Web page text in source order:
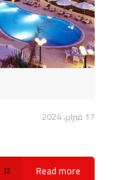
17 فبراير، 2024
Read more